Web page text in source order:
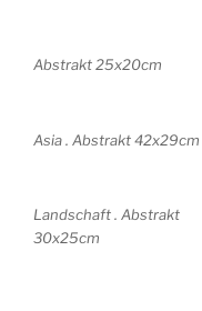
Abstrakt 25x20cm
Asia . Abstrakt 42x29cm
Landschaft . Abstrakt
30x25cm